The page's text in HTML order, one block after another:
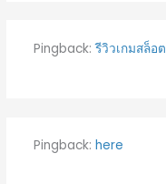
Pingback:รีวิวเกมสล็อต
Pingback: here